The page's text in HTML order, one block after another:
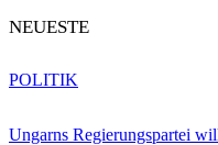
NEUESTE
Ungarns Regierungspartei
POLITIK